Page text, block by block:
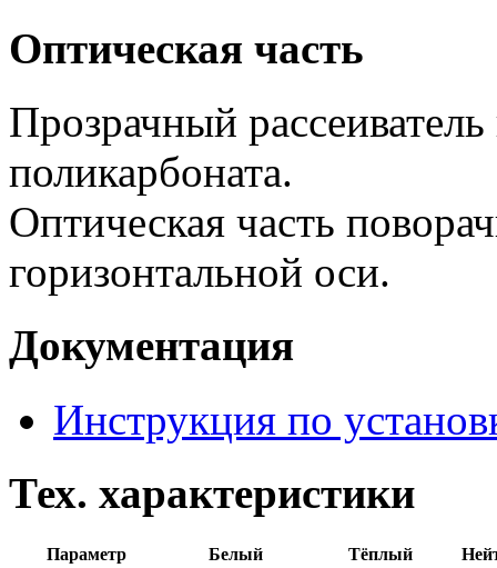
Оптическая часть
Прозрачный
поликарбоната.
Оптическая часть
горизонтальной оси.
Документация
Инструкция по
Тех. характеристики
Параметр Белый Тёплый